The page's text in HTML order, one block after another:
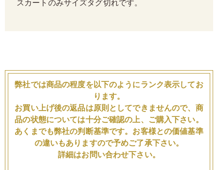
スカートのみサイズタグ切れです。
弊社では商品の程度を以下のようにランク表示してお
ります。
お買い上げ後の返品は原則としてできませんので、商
品の状態については十分ご確認の上、ご購入下さい。
あくまでも弊社の判断基準です。お客様との価値基準
の違いもありますので予めご了承下さい。
詳細はお問い合わせ下さい。